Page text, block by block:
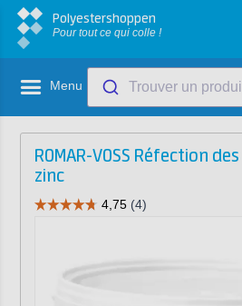
Polyestershoppen
Pour tout ce qui colle !
Menu Trouver un
ROMAR-VOSS Réfection
zinc